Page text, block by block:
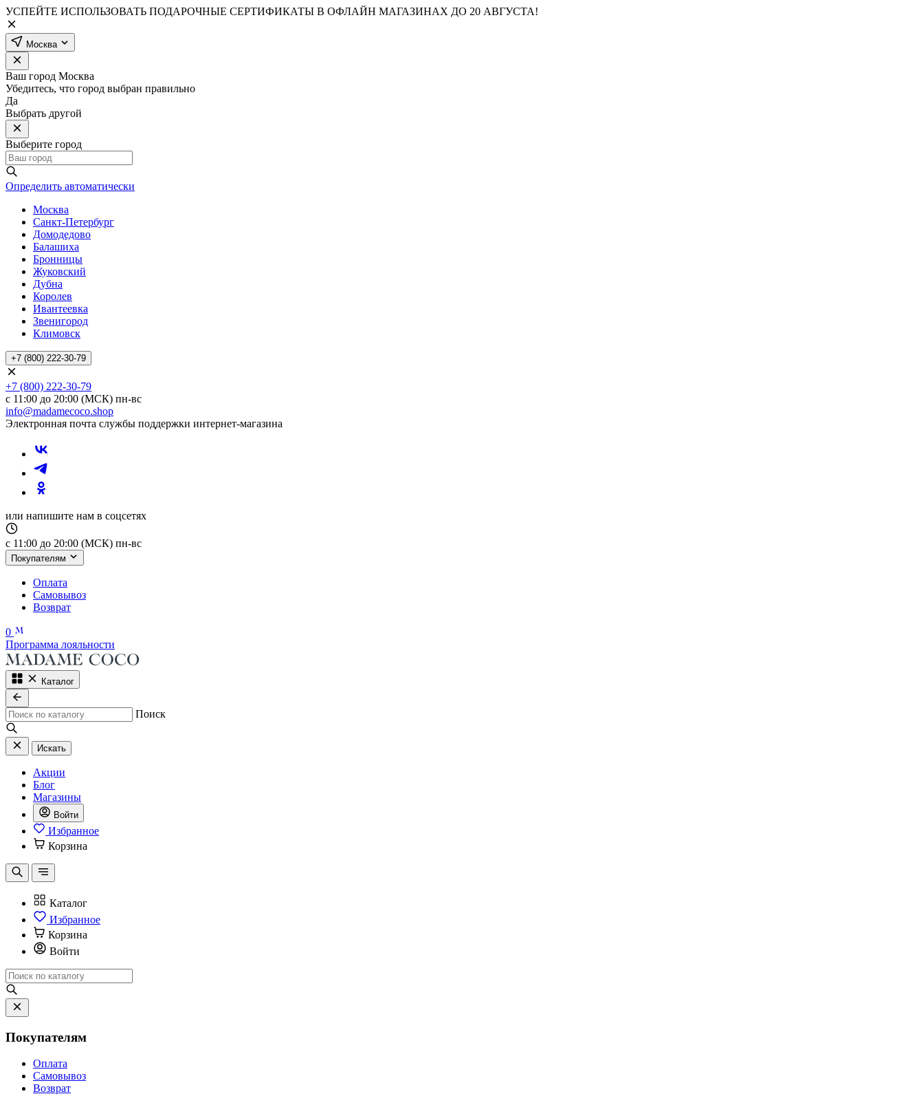
УСПЕЙТЕ ИСПОЛЬЗОВАТЬ ПОДАРОЧНЫЕ СЕРТИФИКАТЫ В ОФЛАЙН МАГАЗИНАХ ДО 20 АВГУСТА!
Москва
Ваш город Москва
Убедитесь, что город выбран правильно
Да
Выбрать другой
Выберите город
Определить автоматически
Москва
Санкт-Петербург
Домодедово
Балашиха
Бронницы
Жуковский
Дубна
Королев
Ивантеевка
Звенигород
Климовск
+7 (800) 222-30-79
+7 (800) 222-30-79
с 11:00 до 20:00 (МСК) пн-вс
info@madamecoco.shop
Электронная почта службы поддержки интернет-магазина
или напишите нам в соцсетях
с 11:00 до 20:00 (МСК) пн-вс
Покупателям
Оплата
Самовывоз
Возврат
0
Программа лояльности
Каталог
Поиск
Искать
Акции
Блог
Магазины
Войти
Избранное
Корзина
Каталог
Избранное
Корзина
Войти
Покупателям
Оплата
Самовывоз
Возврат